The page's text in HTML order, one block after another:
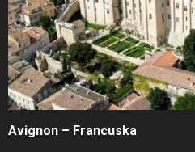
Avignon – Francuska